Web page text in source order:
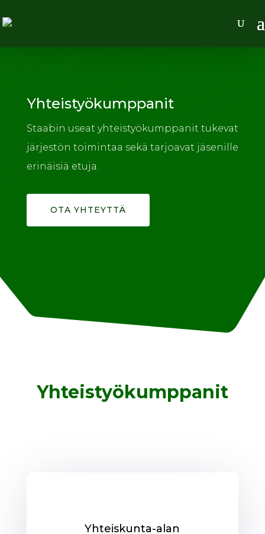
Yhteistyökumppanit
Staabin useat yhteistyökumppanit tukevat
järjestön toimintaa sekä tarjoavat jäsenille
erinäisiä etuja.
OTA YHTEYTTÄ
Yhteistyökumppanit
Yhteiskunta-alan